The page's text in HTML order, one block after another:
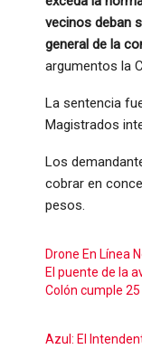
vecinos deban
general de la
argumentos la
La sentencia
Magistrados
Los
cobrar en
pesos.
Drone En Línea
El puente de la
Colón cumple
Azul: El